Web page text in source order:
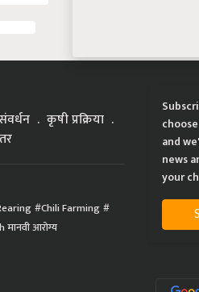
कृषी प्रक्रिया
Chili Farming
मानवी आरोग्य
and
news
your